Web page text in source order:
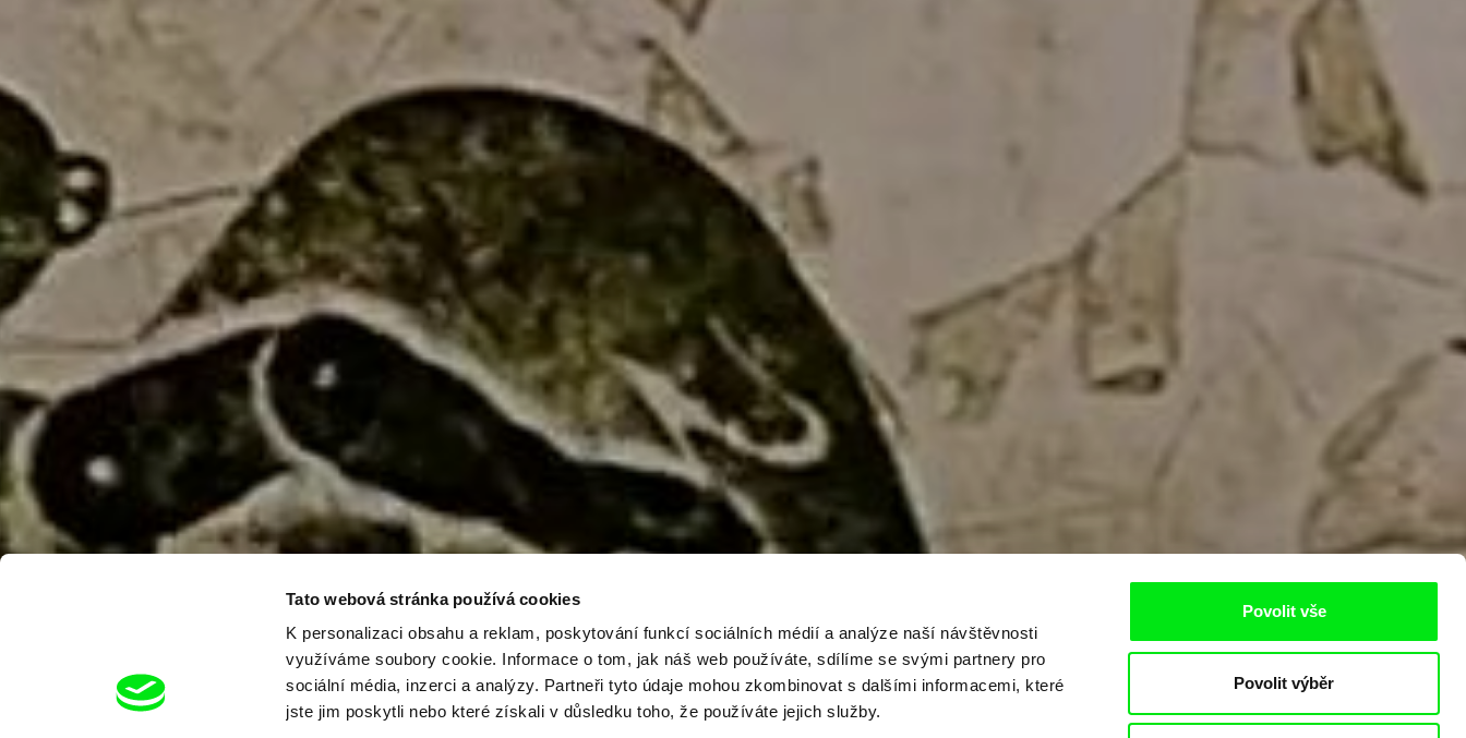
Tato webová stránka používá cookies
K personalizaci obsahu a reklam, poskytování funkcí sociálních médií a analýze naší návštěvnosti
využíváme soubory cookie. Informace o tom, jak náš web používáte, sdílíme se svými partnery pro
sociální média, inzerci a analýzy. Partneři tyto údaje mohou zkombinovat s dalšími informacemi, které
jste jim poskytli nebo které získali v důsledku toho, že používáte jejich služby.
Povolit vše
Povolit výběr